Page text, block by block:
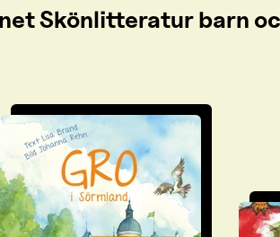
Skönlitteratur barn